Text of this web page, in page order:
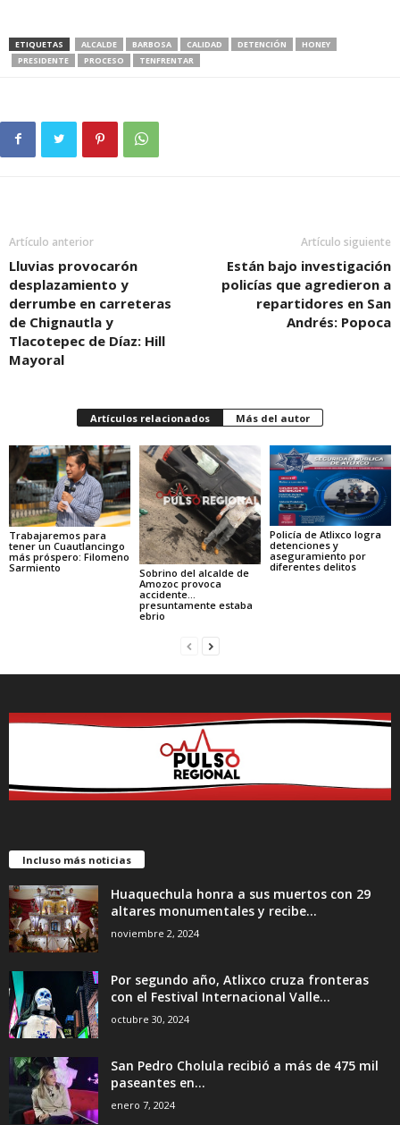
ETIQUETAS ALCALDE BARBOSA CALIDAD DETENCIÓN
HONEY
PRESIDENTE
PROCESO TENFRENTAR
Artículo anterior
Lluvias provocarón
desplazamiento y
derrumbe en carreteras
de Chignautla y
Tlacotepec de Díaz: Hill
Mayoral
Artículo siguiente
Están bajo investigación
policías que agredieron a
repartidores en San
Andrés: Popoca
Artículos relacionados Más del autor
Trabajaremos para
tener un Cuautlancingo
más próspero: Filomeno
Sarmiento
Sobrino del alcalde de
Amozoc provoca
accidente…
presuntamente estaba
ebrio
Policía de Atlixco logra
detenciones y
aseguramiento por
diferentes delitos
Incluso más noticias
Huaquechula honra a sus muertos con 29
altares monumentales y recibe...
noviembre 2, 2024
Por segundo año, Atlixco cruza fronteras
con el Festival Internacional Valle...
octubre 30, 2024
San Pedro Cholula recibió a más de 475 mil
paseantes en...
enero 7, 2024